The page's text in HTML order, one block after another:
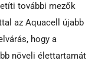
további mezők
az Aquacell újabb
hogy a
növeli élettartamát